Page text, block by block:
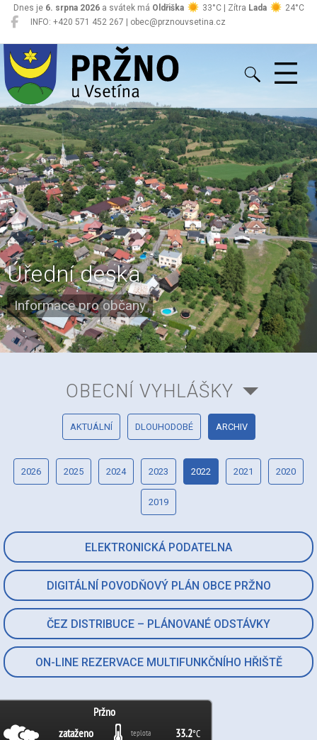
INFO: +420 571 452 267 | obec@prznouvsetina.cz
Dnes je 6. srpna 2026a svátek má Oldřiška 33°C | Zítra Lada 24°C
Pržno
Úřední deska
Informace pro občany
ELEKTRONICKÁ PODATELNA
DIGITÁLNÍ POVODŇOVÝ PLÁN OBCE PRŽNO
ČEZ DISTRIBUCE – PLÁNOVANÉ ODSTÁVKY
ON-LINE REZERVACE MULTIFUNKČNÍHO HŘIŠTĚ
OBECNÍ VYHLÁŠKY
AKTUÁLNÍ DLOUHODOBÉ ARCHIV
2026 2025 2024 2023 2022 2021 2020
2019